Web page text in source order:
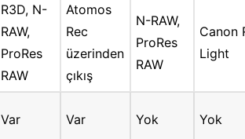
R3D, N-
RAW,
ProRes
RAW
Atomos
Rec
üzerinden
çıkış
N-RAW,
ProRes
RAW
Canon
Light
Var Var Yok Yok